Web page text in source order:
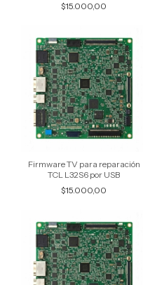
$15.000,00
Firmware TV para reparación
TCL L32S6 por USB
$15.000,00